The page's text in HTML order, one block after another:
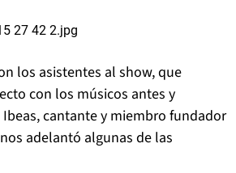
los asistentes al show, que
con los músicos antes y
cantante y miembro fundador
adelantó algunas de las